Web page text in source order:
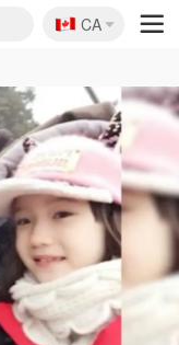
🇨🇦
CA